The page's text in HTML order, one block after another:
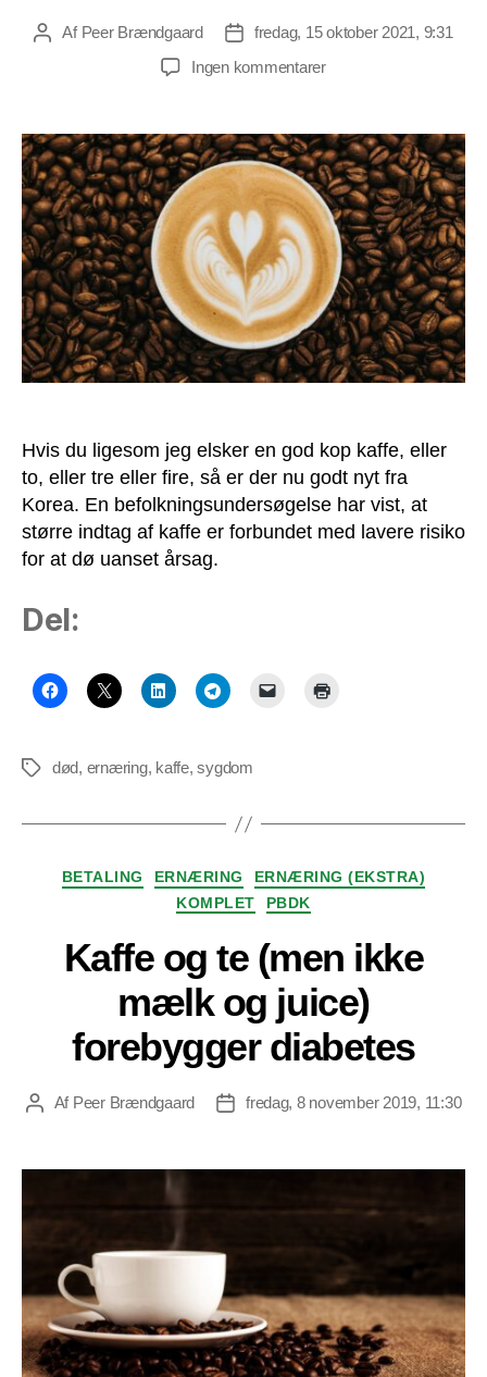
Indlægsforfatter
Af Peer Brændgaard Indlægsdato
fredag, 15 oktober 2021, 9:31
Ingen kommentarertil
for
kaffedrikkere:
Kaffe
forbundet
med
lavere
dødelighed
Hvis du ligesom jeg elsker en god kop kaffe, eller
to, eller tre eller fire, så er der nu godt nyt fra
Korea. En befolkningsundersøgelse har vist, at
større indtag af kaffe er forbundet med lavere risiko
for at dø uanset årsag.
Del:
Tagsdød, ernæring, kaffe,sygdom
Kategorier
BETALING ERNÆRING
ERNÆRING (EKSTRA)
KOMPLET
PBDK
Kaffe og te (men ikke
mælk og juice)
forebygger diabetes
Indlægsforfatter
Af Peer Brændgaard Indlægsdato
fredag, 8 november 2019, 11:30